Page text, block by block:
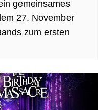
gemeinsames
27. November
zum ersten